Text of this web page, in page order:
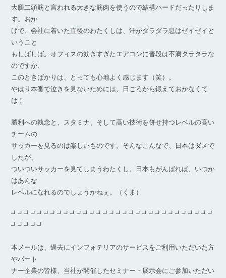
大腿二頭筋と言われる大きな筋肉を使うので結構ハードだったりしま
す。おか
げで、会社に着いた直後のわたくしは、汗がダラダラ息はゼイゼイと
いうこと
もしばしば。オフィスの効きすぎたエアコンに普段は不満タラタラな
のですが、
このときばかりは、とっても心地よく感じます（笑）。
やはり本番で泣きを見ないためには、日ごろから鍛えておかなくて
は！
勝利への執念と、スタミナ、そして高い技術を併せ持つレベルの高い
チームの
サッカーを見るのは楽しいものです。そんなこんなで、日本はダメで
したが、
ついついサッカーを見てしまうわたくし。日本もがんばれば、いつか
はあんな
レベルになれるのでしょうかねぇ。（くま）
┛┛┛┛┛┛┛┛┛┛┛┛┛┛┛┛┛┛┛┛┛┛┛┛┛┛┛┛┛┛┛
┛┛┛┛┛
本メールは、過去にインフォテリアのサービスをご利用いただいた方
やパート
ナー企業の皆様、当社が開催したセミナー・展示会にご参加いただい